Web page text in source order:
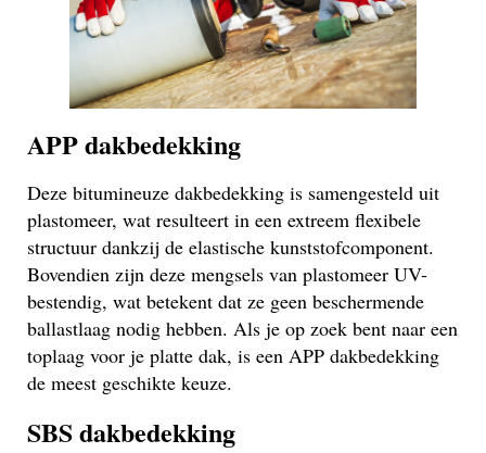
APP dakbedekking
Deze bitumineuze dakbedekking is samengesteld uit
plastomeer, wat resulteert in een extreem flexibele
structuur dankzij de elastische kunststofcomponent.
Bovendien zijn deze mengsels van plastomeer UV-
bestendig, wat betekent dat ze geen beschermende
ballastlaag nodig hebben. Als je op zoek bent naar een
toplaag voor je platte dak, is een APP dakbedekking
de meest geschikte keuze.
SBS dakbedekking